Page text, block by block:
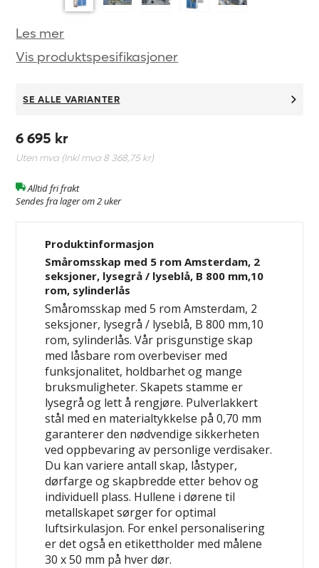
Les mer
Vis produktspesifikasjoner
SE ALLE VARIANTER
6 695 kr
Uten mva (Inkl mva 8 368,75 kr)
Alltid fri frakt
Sendes fra lager om 2 uker
Produktinformasjon
Småromsskap med 5 rom Amsterdam, 2
seksjoner, lysegrå / lyseblå, B 800 mm,10
rom, sylinderlås
Småromsskap med 5 rom Amsterdam, 2
seksjoner, lysegrå / lyseblå, B 800 mm,10
rom, sylinderlås. Vår prisgunstige skap
med låsbare rom overbeviser med
funksjonalitet, holdbarhet og mange
bruksmuligheter. Skapets stamme er
lysegrå og lett å rengjøre. Pulverlakkert
stål med en materialtykkelse på 0,70 mm
garanterer den nødvendige sikkerheten
ved oppbevaring av personlige verdisaker.
Du kan variere antall skap, låstyper,
dørfarge og skapbredde etter behov og
individuell plass. Hullene i dørene til
metallskapet sørger for optimal
luftsirkulasjon. For enkel personalisering
er det også en etikettholder med målene
30 x 50 mm på hver dør.